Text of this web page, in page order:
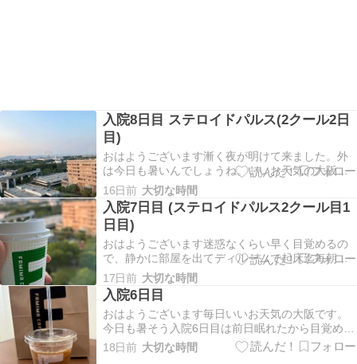
入院8日目 ステロイドパルス(2クール2日
目)
おはようございます漸く夜が明けて来ました。外
は今日も暑いんでしょうね。いいお天気の大阪で
す。昨晩は眠剤でも眠れず、2日連続2時間なので
身体が怠重いく、お腹はパンパンでキツくて胃も
痛い昨日は2クール目2回目のパルスは朝から始ま
り、寝不足気味なので血圧、脈拍少し高めで開
始。体重は奴…
16日前 大切な時間
入院7日目 (ステロイドパルス2クール目1
日目)
おはようございます迷惑なくらい早く目覚めるの
で、静かに部屋を出てディルームで起床迄毎朝過
ごしています。大きな声で5時からおじいちゃん叫
んでるわ好きで叫んでるんじゃないけど、看護師
さんは大変だ昨日はリハビリ行く5分前、車椅子で
お迎え直前に若手担当医が来て、『今からパルス2
クール目…
17日前 大切な時間
入院6日目
おはようございます毎日いいお天気の大阪です。
今日も暑そう入院6日目は前日眠れたから目覚めも
スッキリ。体温は36.9℃、血圧はいつもより少し
だけ高め。朝は採血をしてもらい若手担当医の診
18日前 大切な時間